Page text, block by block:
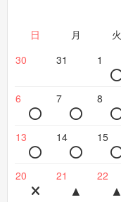
日 月 火
30
31 1
6 7 8
13 14 15
20 21 22